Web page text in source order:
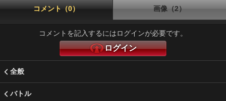
コメント（0） 画像（2）
コメントを記入するにはログインが必要です。
ログイン
全般
バトル